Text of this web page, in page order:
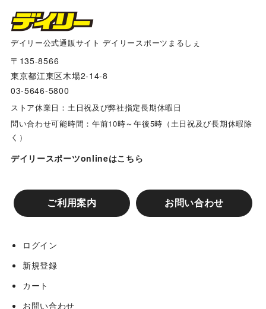
デイリー公式通販サイト デイリースポーツまるしぇ
〒135-8566
東京都江東区木場2-14-8
03-5646-5800
ストア休業日：土日祝及び弊社指定長期休暇日
問い合わせ可能時間：午前10時～午後5時（土日祝及び長期休暇除
く）
デイリースポーツonlineはこちら
ご利用案内 お問い合わせ
ログイン
新規登録
カート
お問い合わせ